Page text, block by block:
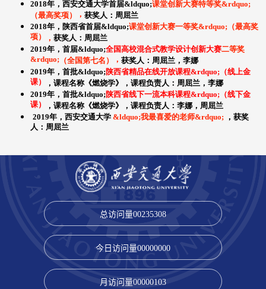
总访问量00235308
今日访问量00000000
月访问量00000103